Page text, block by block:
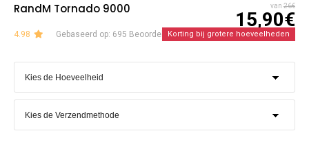
RandM Tornado 9000 van 26€
15,90€
4.98 Gebaseerd op: 695 BeoordelingenKorting bij grotere hoeveelheden